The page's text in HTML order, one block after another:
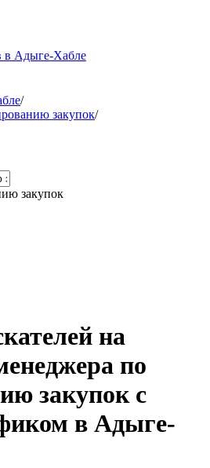
в Адыге-Хабле
/
закупок/
закупок
на
по
закупок с
в Адыге-